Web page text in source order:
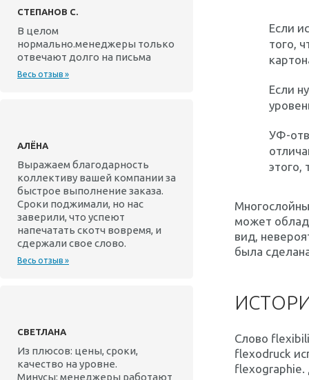
СТЕПАНОВ С.
В целом
нормально.менеджеры только
отвечают долго на письма
Весь отзыв »
АЛЁНА
Выражаем благодарность
коллективу вашей компании за
быстрое выполнение заказа.
Сроки поджимали, но нас
заверили, что успеют
напечатать скотч вовремя, и
сдержали свое слово.
Весь отзыв »
СВЕТЛАНА
Из плюсов: цены, сроки,
качество на уровне.
Минусы: менеджеры работают
Если
того,
Если
УФ-
этого,
может
вид,
была
Слово
flexodruck
flexographie.